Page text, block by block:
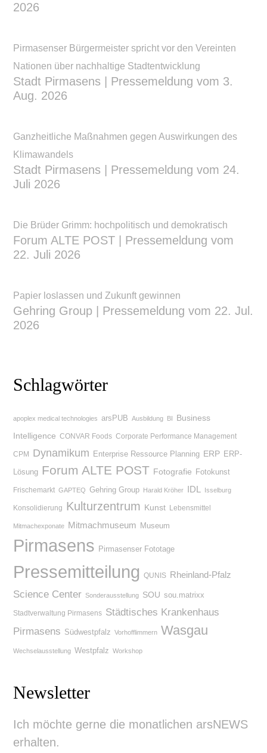
2026
Pirmasenser Bürgermeister spricht vor den Vereinten
Nationen über nachhaltige Stadtentwicklung
Stadt Pirmasens | Pressemeldung vom 3.
Aug. 2026
Ganzheitliche Maßnahmen gegen Auswirkungen des
Klimawandels
Stadt Pirmasens | Pressemeldung vom 24.
Juli 2026
Die Brüder Grimm: hochpolitisch und demokratisch
Forum ALTE POST | Pressemeldung vom
22. Juli 2026
Papier loslassen und Zukunft gewinnen
Gehring Group | Pressemeldung vom 22. Jul.
2026
Schlagwörter
apoplex medical technologies arsPUB Ausbildung BI
Business
Intelligence CONVAR Foods Corporate Performance Management
CPM Dynamikum Enterprise Ressource Planning ERP ERP-
Lösung Forum ALTE POST Fotografie Fotokunst
Frischemarkt GAPTEQ Gehring Group Harald Kröher IDL Isselburg
Konsolidierung Kulturzentrum Kunst Lebensmittel
Mitmachexponate Mitmachmuseum Museum
Pirmasens Pirmasenser Fototage
Pressemitteilung QUNIS Rheinland-Pfalz
Science Center Sonderausstellung SOU sou.matrixx
Stadtverwaltung Pirmasens Städtisches Krankenhaus
Pirmasens Südwestpfalz Vorhofflimmern Wasgau
Wechselausstellung Westpfalz Workshop
Newsletter
Ich möchte gerne die monatlichen arsNEWS
erhalten.